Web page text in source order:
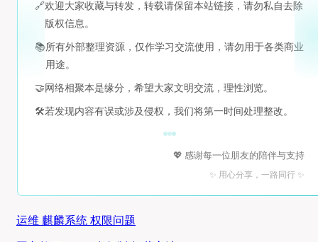
🔗欢迎大家收藏与转发，转载请保留本站链接，请勿私自去除
版权信息。
📚所有外部整理资源，仅作学习交流使用，请勿用于各类商业
用途。
🤝 网络相聚本是缘分，希望大家文明交流，理性浏览。
🛠️若发现内容有误或涉及侵权，我们将第一时间处理整改。
💖 感谢每一位朋友的陪伴与支持
✨ 用心分享，一路同行 ✨
运维 麒麟系统 权限问题